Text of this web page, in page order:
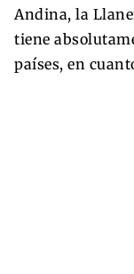
Andina, la
tiene
países, en